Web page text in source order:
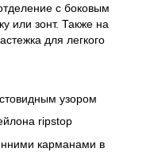
с боковым
или зонт. Также на
для легкого
узором
ripstop
карманами в